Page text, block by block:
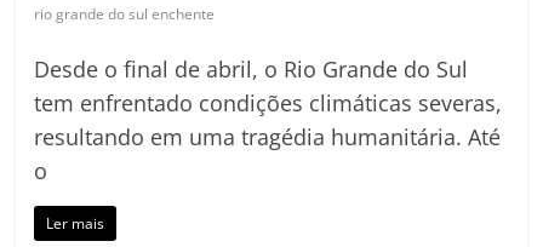
rio grande do sul enchente
Desde o final de abril, o Rio Grande do Sul
tem enfrentado condições climáticas severas,
resultando em uma tragédia humanitária. Até
o
Ler mais